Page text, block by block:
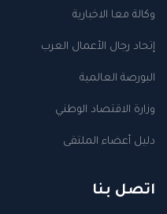
وكالة معا الاخبارية
إتحاد رجال الأعمال العرب
البورصة العالمية
وزارة الاقتصاد الوطني
دليل أعضاء الملتقى
اتصل بنا